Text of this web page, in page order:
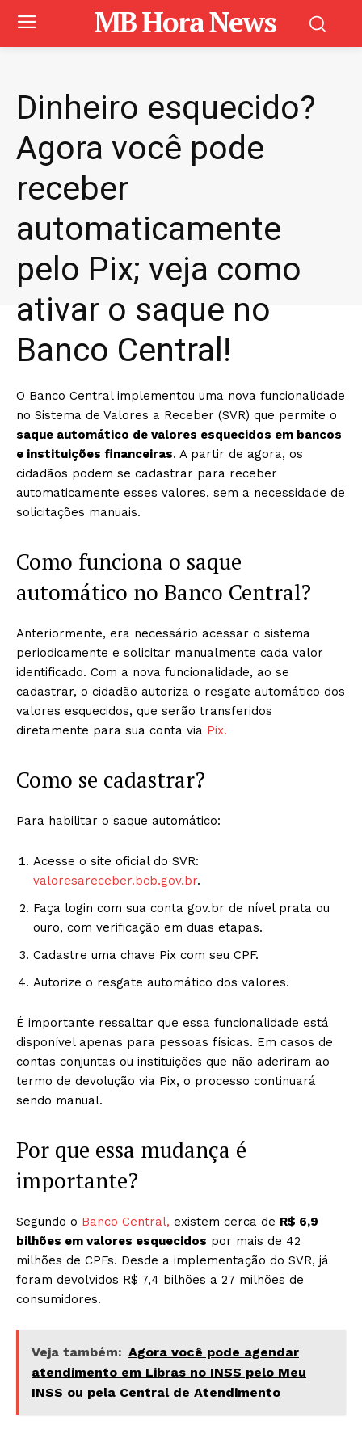
MB Hora News
Dinheiro esquecido?
Agora você pode
receber
automaticamente
pelo Pix; veja como
ativar o saque no
Banco Central!
O Banco Central implementou uma nova funcionalidade
no Sistema de Valores a Receber (SVR) que permite o
saque automático de valores esquecidos em bancos
e instituições financeiras. A partir de agora, os
cidadãos podem se cadastrar para receber
automaticamente esses valores, sem a necessidade de
solicitações manuais.
Como funciona o saque
automático no Banco Central?
Anteriormente, era necessário acessar o sistema
periodicamente e solicitar manualmente cada valor
identificado. Com a nova funcionalidade, ao se
cadastrar, o cidadão autoriza o resgate automático dos
valores esquecidos, que serão transferidos
diretamente para sua conta via Pix.
Como se cadastrar?
Para habilitar o saque automático:
Acesse o site oficial do SVR:
valoresareceber.bcb.gov.br.
Faça login com sua conta gov.br de nível prata ou
ouro, com verificação em duas etapas.
Cadastre uma chave Pix com seu CPF.
Autorize o resgate automático dos valores.
É importante ressaltar que essa funcionalidade está
disponível apenas para pessoas físicas. Em casos de
contas conjuntas ou instituições que não aderiram ao
termo de devolução via Pix, o processo continuará
sendo manual.
Por que essa mudança é
importante?
Segundo o Banco Central, existem cerca de R$ 6,9
bilhões em valores esquecidos por mais de 42
milhões de CPFs. Desde a implementação do SVR, já
foram devolvidos R$ 7,4 bilhões a 27 milhões de
consumidores.
Veja também: Agora você pode agendar
atendimento em Libras no INSS pelo Meu
INSS ou pela Central de Atendimento